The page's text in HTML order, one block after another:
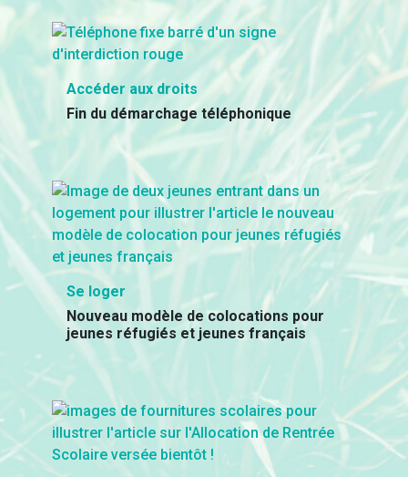
Accéder aux droits
Fin du démarchage téléphonique
Se loger
Nouveau modèle de colocations pour
jeunes réfugiés et jeunes français